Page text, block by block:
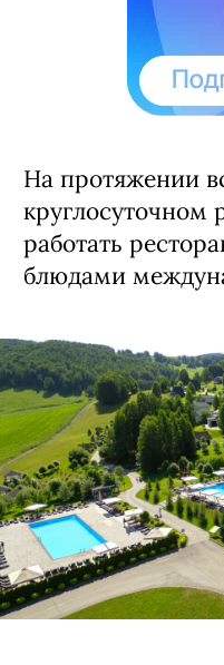
На протяжении
круглосуточном
работать
блюдами